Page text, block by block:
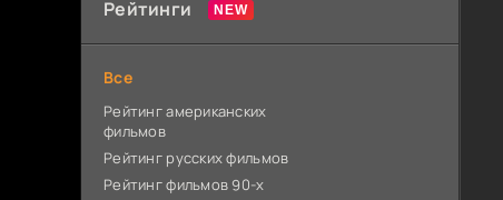
Рейтинги
Все
Рейтинг американских
фильмов
Рейтинг русских фильмов
Рейтинг фильмов 90-х